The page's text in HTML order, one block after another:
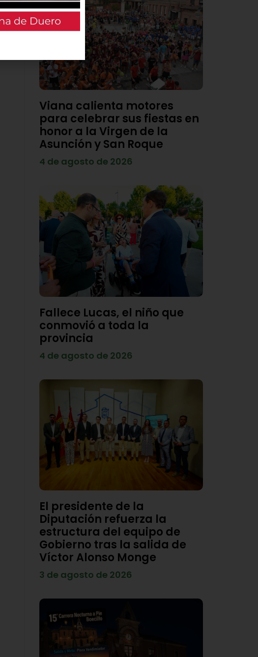
Viana calienta motores
para celebrar sus fiestas en
honor a la Virgen de la
Asunción y San Roque
4 de agosto de 2026
Fallece Lucas, el niño que
conmovió a toda la
provincia
4 de agosto de 2026
El presidente de la
Diputación refuerza la
estructura del equipo de
Gobierno tras la salida de
Víctor Alonso Monge
3 de agosto de 2026